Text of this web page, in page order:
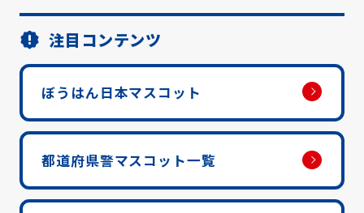
注目コンテンツ
ぼうはん日本マスコット
都道府県警マスコット一覧